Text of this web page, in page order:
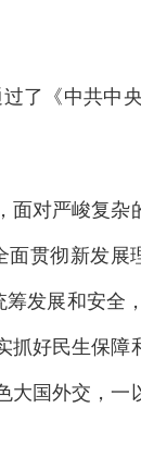
《中共中
对严峻复杂
贯彻新发
发展和安
好民生保
国外交，